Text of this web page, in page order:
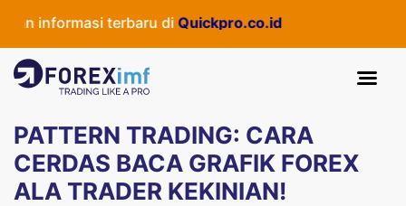
terbaru diQuickpro.co.id
PATTERN TRADING: CARA
CERDAS BACA GRAFIK FOREX
ALA TRADER KEKINIAN!